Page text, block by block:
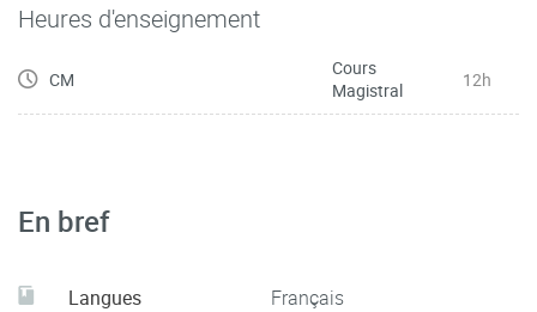
Heures d'enseignement
CM
Cours
Magistral
12h
En bref
Langues
Français